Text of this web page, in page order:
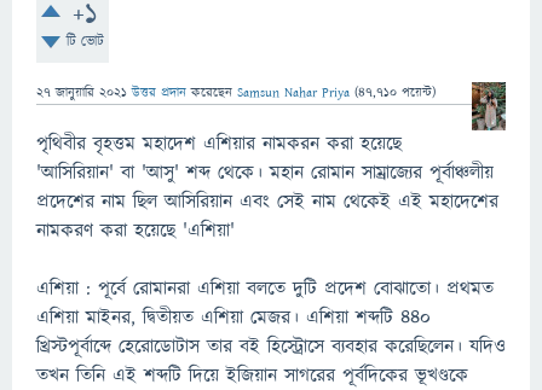
+1
টি ভোট
27 জানুয়ারি 2021 উত্তর প্রদান করেছেন Samsun Nahar Priya (47,710 পয়েন্ট)
পৃথিবীর বৃহত্তম মহাদেশ এশিয়ার নামকরন করা হয়েছে
'আসিরিয়ান' বা 'আসু' শব্দ থেকে। মহান রোমান সাম্রাজ্যের পূর্বাঞ্চলীয়
প্রদেশের নাম ছিল আসিরিয়ান এবং সেই নাম থেকেই এই মহাদেশের
নামকরণ করা হয়েছে 'এশিয়া'
এশিয়া : পূর্বে রোমানরা এশিয়া বলতে দুটি প্রদেশ বোঝাতো। প্রথমত
এশিয়া মাইনর, দ্বিতীয়ত এশিয়া মেজর। এশিয়া শব্দটি ৪৪০
খ্রিস্টপূর্বাব্দে হেরোডোটাস তার বই হিস্ট্রোসে ব্যবহার করেছিলেন। যদিও
তখন তিনি এই শব্দটি দিয়ে ইজিয়ান সাগরের পূর্বদিকের ভূখণ্ডকে